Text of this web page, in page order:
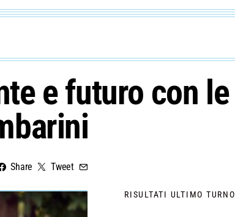
e futuro con le
Share Tweet
RISULTATI ULTIMO TURNO